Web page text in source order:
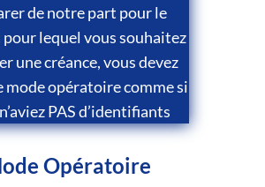
de notre part pour le
lequel vous souhaitez
une créance, vous devez
mode opératoire comme si
PAS d’identifiants
Opératoire